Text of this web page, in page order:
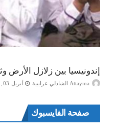
إندونيسيا بين زلازل الأرض
Attayma الشاذلي عرايبية أبريل 03, 2026
صفحة الفايسبوك